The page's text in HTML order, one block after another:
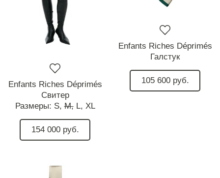
Enfants Riches Déprimés
Свитер
Размеры: S, M, L, XL
154 000 руб.
Enfants Riches Déprimés
Галстук
105 600 руб.